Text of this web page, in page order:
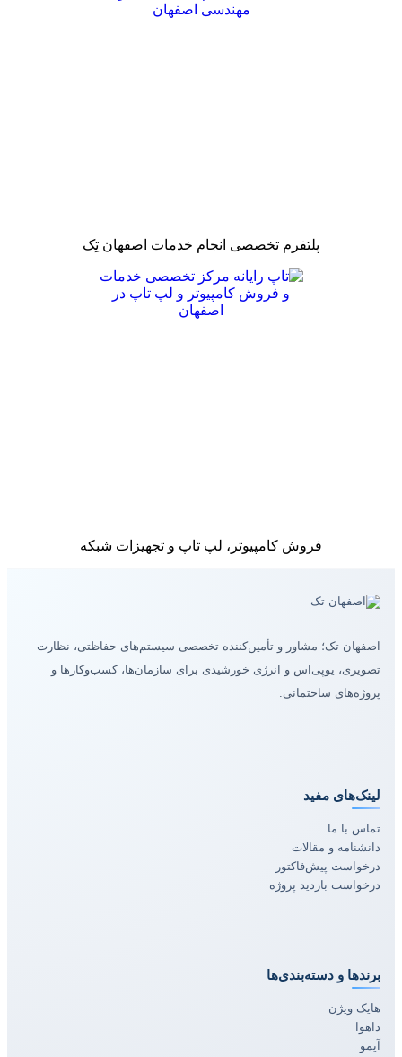
پلتفرم تخصصی انجام خدمات اصفهان تِک
فروش کامپیوتر، لپ تاپ و تجهیزات شبکه
اصفهان تک؛ مشاور و تأمین‌کننده تخصصی سیستم‌های حفاظتی، نظارت
تصویری، یوپی‌اس و انرژی خورشیدی برای سازمان‌ها، کسب‌وکارها و
پروژه‌های ساختمانی.
لینک‌های مفید
تماس با ما
دانشنامه و مقالات
درخواست پیش‌فاکتور
درخواست بازدید پروژه
برندها و دسته‌بندی‌ها
هایک ویژن
داهوا
آیمو